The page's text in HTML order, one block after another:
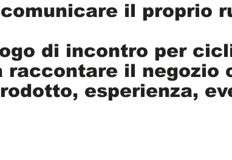
il proprio
di incontro per
il negozio
esperienza,